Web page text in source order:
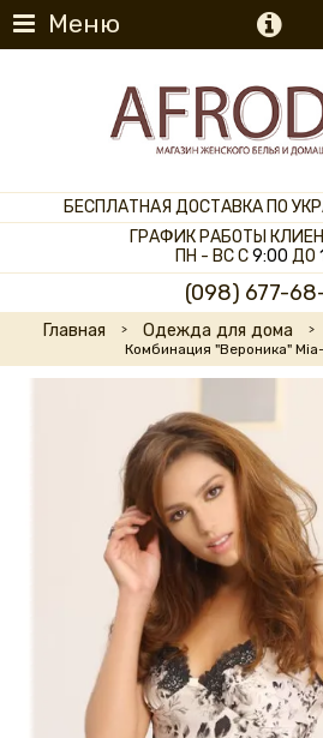
Меню
БЕСПЛАТНАЯ ДОСТАВКА ПО
ГРАФИК РАБОТЫ
ПН - ВС С9:00 ДО
(098) 677-
Главная Одежда для дома
Комбинация "Вероника"